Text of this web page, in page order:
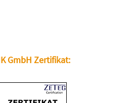
GmbH Zertifikat: